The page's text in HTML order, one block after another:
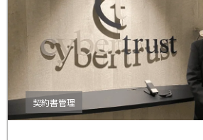
契約書管理